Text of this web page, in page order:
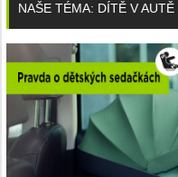
NAŠE TÉMA: DÍTĚ V AUTĚ